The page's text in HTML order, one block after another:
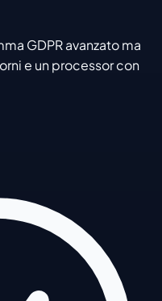
GDPR avanzato ma
e un processor con